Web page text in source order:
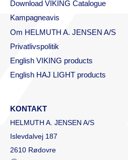
Download VIKING Catalogue
Kampagneavis
Om HELMUTH A. JENSEN A/S
Privatlivspolitik
English VIKING products
English HAJ LIGHT products
KONTAKT
HELMUTH A. JENSEN A/S
Islevdalvej 187
2610 Rødovre